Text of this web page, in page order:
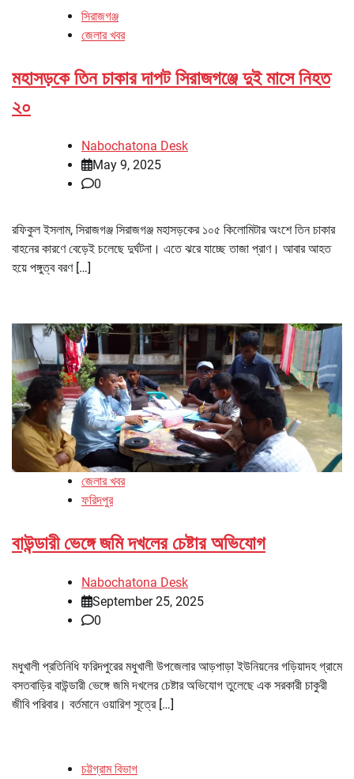
সিরাজগঞ্জ
জেলার খবর
মহাসড়কে তিন চাকার দাপট সিরাজগঞ্জে দুই মাসে নিহত
২০
Nabochatona Desk
May 9, 2025
0
রফিকুল ইসলাম, সিরাজগঞ্জ সিরাজগঞ্জ মহাসড়কের ১০৫ কিলোমিটার অংশে তিন চাকার
বাহনের কারণে বেড়েই চলেছে দুর্ঘটনা। এতে ঝরে যাচ্ছে তাজা প্রাণ। আবার আহত
হয়ে পঙ্গুত্ব বরণ […]
জেলার খবর
ফরিদপুর
বাউন্ডারী ভেঙ্গে জমি দখলের চেষ্টার অভিযোগ
Nabochatona Desk
September 25, 2025
0
মধুখালী প্রতিনিধি ফরিদপুরের মধুখালী উপজেলার আড়পাড়া ইউনিয়নের গড়িয়াদহ গ্রামে
বসতবাড়ির বাউন্ডারী ভেঙ্গে জমি দখলের চেষ্টার অভিযোগ তুলেছে এক সরকারী চাকুরী
জীবি পরিবার। বর্তমানে ওয়ারিশ সূত্রে […]
চট্টগ্রাম বিভাগ